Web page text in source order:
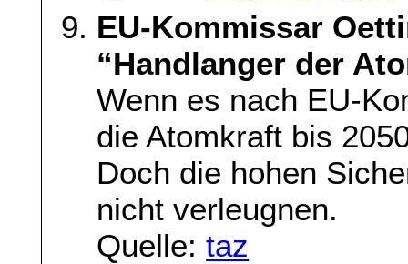
EU-Kommissar
“Handlanger der
Wenn es nach EU-
die Atomkraft bis
Doch die hohen
nicht verleugnen.
Quelle:taz